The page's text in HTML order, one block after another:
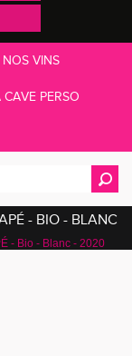
NOS VINS
CAVE PERSO
- Bio - Blanc - 2020
- BIO - BLANC